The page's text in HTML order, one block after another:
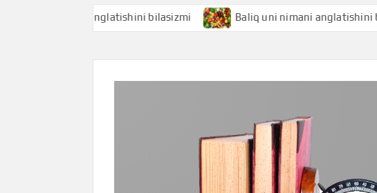
nimani anglatishini bilasizmi Baliq uni nimani anglatishini bilasizmi